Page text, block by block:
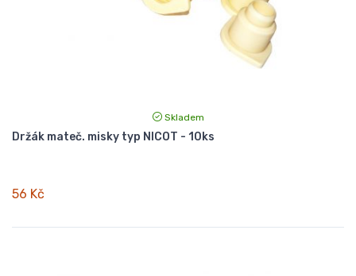
Skladem
Držák mateč. misky typ NICOT - 10ks
56 Kč